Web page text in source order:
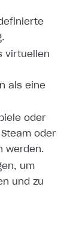
virtuellen
als eine
oder
oder
werden.
um
und zu